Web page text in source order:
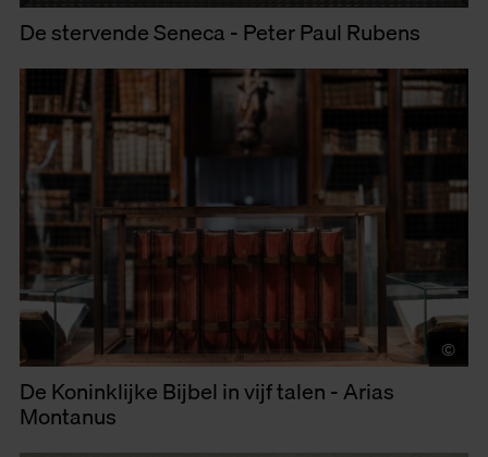
De stervende Seneca - Peter Paul Rubens
©
De Koninklijke Bijbel in vijf talen - Arias
Montanus